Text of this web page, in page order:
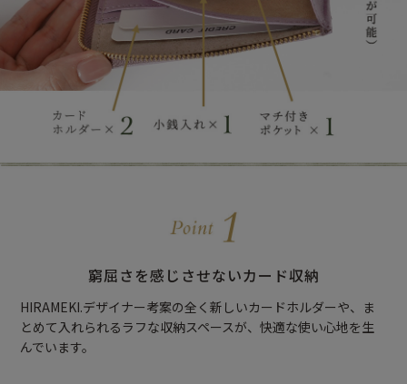
窮屈さを感じさせないカード収納
HIRAMEKI.デザイナー考案の全く新しいカードホルダーや、ま
とめて入れられるラフな収納スペースが、快適な使い心地を生
んでいます。